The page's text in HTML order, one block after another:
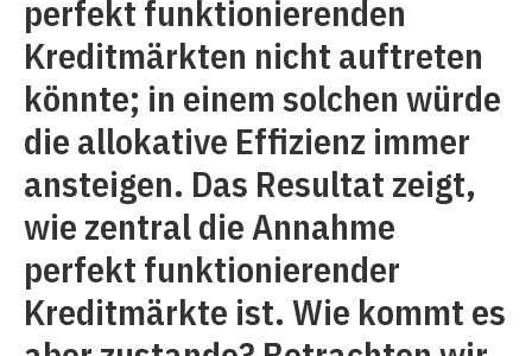
perfekt funktionierenden
Kreditmärkten nicht auftreten
könnte; in einem solchen würde
die allokative Effizienz immer
ansteigen. Das Resultat zeigt,
wie zentral die Annahme
perfekt funktionierender
Kreditmärkte ist. Wie kommt es